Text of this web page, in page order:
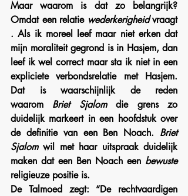
Maar waarom is dat zo belangrijk?
Omdat een relatie wederkerigheid vraagt
. Als ik moreel leef maar niet erken dat
mijn moraliteit gegrond is in Hasjem, dan
leef ik wel correct maar sta ik niet in een
expliciete verbondsrelatie met Hasjem.
Dat is waarschijnlijk de reden
waarom Briet Sjalom die grens zo
duidelijk markeert in een hoofdstuk over
de definitie van een Ben Noach. Briet
Sjalom wil met haar uitspraak duidelijk
maken dat een Ben Noach een
bewuste
religieuze positie is.
De Talmoed zegt: “De rechtvaardigen